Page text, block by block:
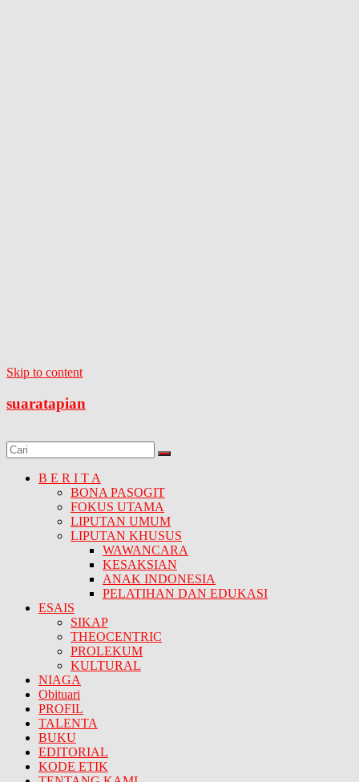
Skip to content
suaratapian
B E R I T A
BONA PASOGIT
FOKUS UTAMA
LIPUTAN UMUM
LIPUTAN KHUSUS
WAWANCARA
KESAKSIAN
ANAK INDONESIA
PELATIHAN DAN EDUKASI
ESAIS
SIKAP
THEOCENTRIC
PROLEKUM
KULTURAL
NIAGA
Obituari
PROFIL
TALENTA
BUKU
EDITORIAL
KODE ETIK